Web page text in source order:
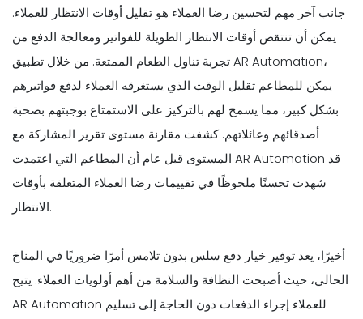
جانب آخر مهم لتحسين رضا العملاء هو تقليل أوقات الانتظار للعملاء.
يمكن أن تنتقص أوقات الانتظار الطويلة للفواتير ومعالجة الدفع من
تجربة تناول الطعام الممتعة. من خلال تطبيق AR Automation،
يمكن للمطاعم تقليل الوقت الذي يستغرقه العملاء لدفع فواتيرهم
بشكل كبير، مما يسمح لهم بالتركيز على الاستمتاع بوجبتهم بصحبة
أصدقائهم وعائلاتهم. كشفت مقارنة مستوى تقرير المشاركة مع
المستوى قبل عام أن المطاعم التي اعتمدت AR Automation قد
شهدت تحسنًا ملحوظًا في تقييمات رضا العملاء المتعلقة بأوقات
الانتظار.
أخيرًا، يعد توفير خيار دفع سلس بدون تلامس أمرًا ضروريًا في المناخ
الحالي، حيث أصبحت النظافة والسلامة من أهم أولويات العملاء. يتيح
AR Automation للعملاء إجراء الدفعات دون الحاجة إلى تسليم